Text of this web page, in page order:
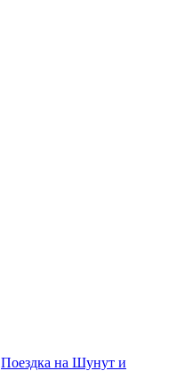
Поездка на Шунут и